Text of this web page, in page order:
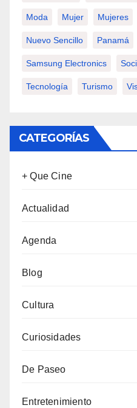
Moda Mujer Mujeres
Nuevo Sencillo Panamá
Samsung Electronics
Tecnología Turismo
CATEGORÍAS
+ Que Cine
Actualidad
Agenda
Blog
Cultura
Curiosidades
De Paseo
Entretenimiento